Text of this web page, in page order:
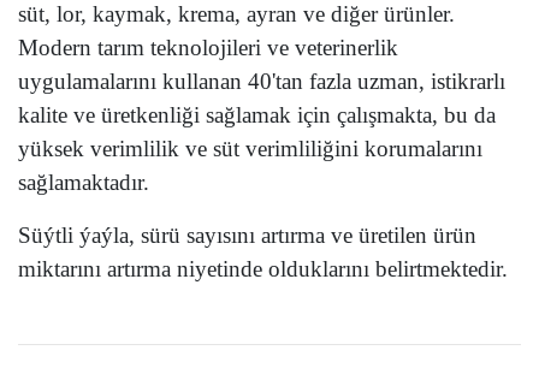
süt, lor, kaymak, krema, ayran ve diğer ürünler.
Modern tarım teknolojileri ve veterinerlik
uygulamalarını kullanan 40'tan fazla uzman, istikrarlı
kalite ve üretkenliği sağlamak için çalışmakta, bu da
yüksek verimlilik ve süt verimliliğini korumalarını
sağlamaktadır.
Süýtli ýaýla, sürü sayısını artırma ve üretilen ürün
miktarını artırma niyetinde olduklarını belirtmektedir.